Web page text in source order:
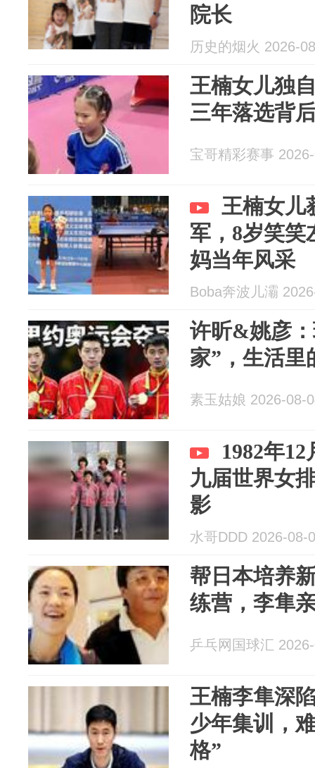
院长
历史的烟火 2026-
王楠女儿独
三年落选背
宝哥精彩赛事
王楠女儿
军，8岁笑笑
妈当年风采
Boba奔波儿灞
许昕&姚彦
家”，生活里
素玉姑娘 2026-08-
1982年
九届世界女
影
水哥DDD 2026-08-
帮日本培养
练营，李隼
乒乓网国球汇
王楠李隼深
少年集训，
格”